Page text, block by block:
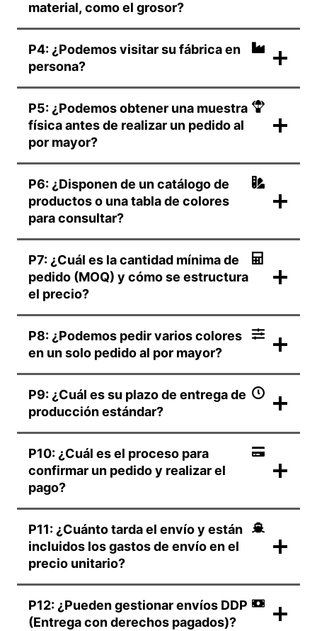
material, como el grosor?
P4: ¿Podemos visitar su fábrica en
persona?
P5: ¿Podemos obtener una muestra
física antes de realizar un pedido al
por mayor?
P6: ¿Disponen de un catálogo de
productos o una tabla de colores
para consultar?
P7: ¿Cuál es la cantidad mínima de
pedido (MOQ) y cómo se estructura
el precio?
P8: ¿Podemos pedir varios colores
en un solo pedido al por mayor?
P9: ¿Cuál es su plazo de entrega de
producción estándar?
P10: ¿Cuál es el proceso para
confirmar un pedido y realizar el
pago?
P11: ¿Cuánto tarda el envío y están
incluidos los gastos de envío en el
precio unitario?
P12: ¿Pueden gestionar envíos DDP
(Entrega con derechos pagados)?